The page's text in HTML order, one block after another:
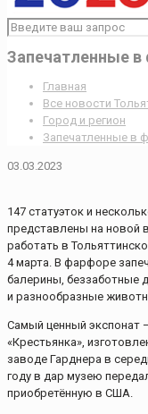
Запечатленные
Главная
Все новости
Город и регион
Запечатленные в
03.03.2023
147 статуэток и
представлены на новой
работать в
4 марта. В фарфоре
балерины, беззаботные
и разнообразные
Самый ценный экспонат
«Крестьянка»,
заводе Гарднера в
году в дар музею
приобретённую в США.